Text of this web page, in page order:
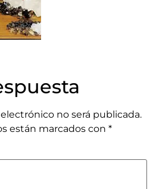
no será publicada.
están marcados con *